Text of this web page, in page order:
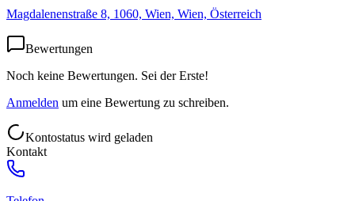
Magdalenenstraße 8, 1060, Wien, Wien, Österreich
Bewertungen
Noch keine Bewertungen. Sei der Erste!
Anmelden um eine Bewertung zu schreiben.
Kontostatus wird geladen
Kontakt